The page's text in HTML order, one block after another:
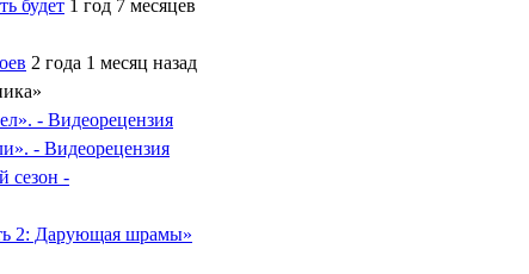
будет 1 год 7 месяцев
2 года 1 месяц назад
- Видеорецензия
- Видеорецензия
сезон -
2: Дарующая шрамы»